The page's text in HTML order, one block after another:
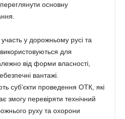
основну
у дорожньому русі та
для
від форми власності,
вантажі.
суб’єкти проведення ОТК, які
перевіряти технічний
руху та охорони